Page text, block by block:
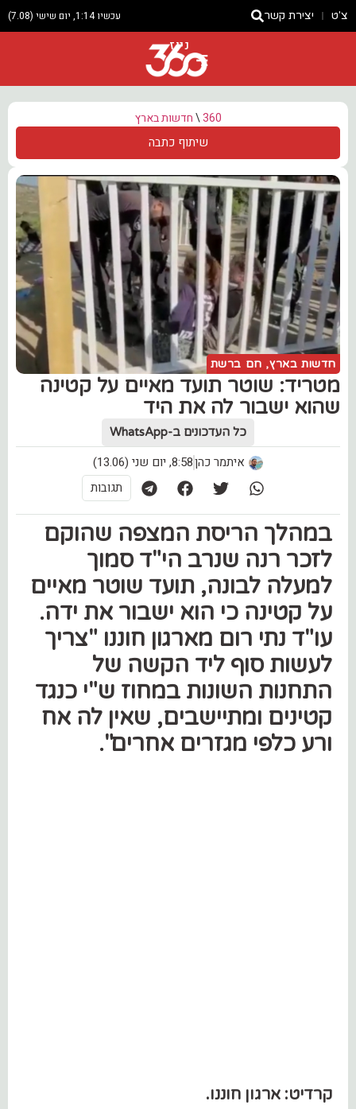
צ'ט יצירת קשר עכשיו 1:14, יום שישי (7.08)
ניוז
360
\חדשות בארץ
שיתוף כתבה
חדשות בארץ, חם ברשת
מטריד: שוטר תועד מאיים על קטינה
שהוא ישבור לה את היד
כל העדכונים ב-WhatsApp
איתמר כהן8:58, יום שני (13.06)
תגובות
במהלך הריסת המצפה שהוקם
לזכר רנה שנרב הי"ד סמוך
למעלה לבונה, תועד שוטר מאיים
על קטינה כי הוא ישבור את ידה.
עו"ד נתי רום מארגון חוננו "צריך
לעשות סוף ליד הקשה של
התחנות השונות במחוז ש"י כנגד
קטינים ומתיישבים, שאין לה אח
ורע כלפי מגזרים אחרים".
קרדיט: ארגון חוננו.